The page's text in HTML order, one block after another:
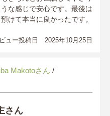
な感じで安心です。最後は
けて本当に良かったです。
ュー投稿日 2025年10月25日
Makotoさん /
さん